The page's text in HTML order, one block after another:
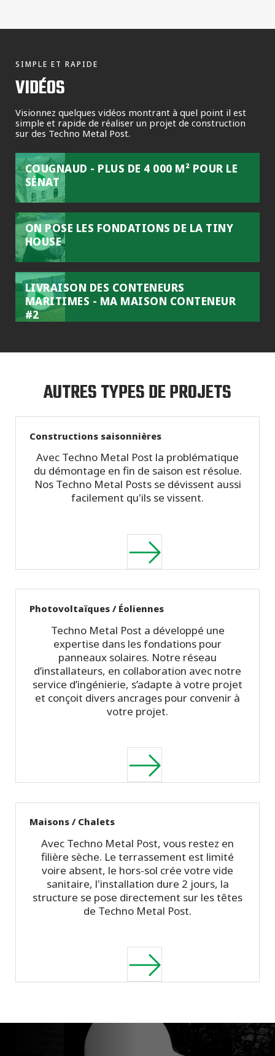
SIMPLE ET RAPIDE
VIDÉOS
Visionnez quelques vidéos montrant à quel point il est
simple et rapide de réaliser un projet de construction
sur des Techno Metal Post.
COUGNAUD - PLUS DE 4 000 M² POUR LE
SÉNAT
ON POSE LES FONDATIONS DE LA TINY
HOUSE
LIVRAISON DES CONTENEURS
MARITIMES - MA MAISON CONTENEUR
#2
AUTRES TYPES DE PROJETS
Constructions saisonnières
Avec Techno Metal Post la problématique
du démontage en fin de saison est résolue.
Nos Techno Metal Posts se dévissent aussi
facilement qu'ils se vissent.
Photovoltaïques / Éoliennes
Techno Metal Post a développé une
expertise dans les fondations pour
panneaux solaires. Notre réseau
d’installateurs, en collaboration avec notre
service d’ingénierie, s’adapte à votre projet
et conçoit divers ancrages pour convenir à
votre projet.
Maisons / Chalets
Avec Techno Metal Post, vous restez en
filière sèche. Le terrassement est limité
voire absent, le hors-sol crée votre vide
sanitaire, l'installation dure 2 jours, la
structure se pose directement sur les têtes
de Techno Metal Post.